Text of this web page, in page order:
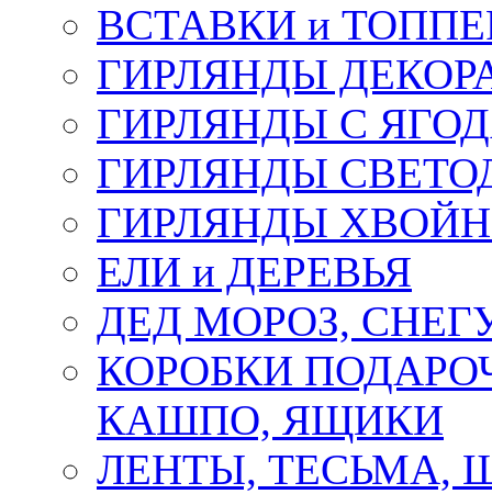
ВСТАВКИ и
ГИРЛЯНДЫ
ГИРЛЯНДЫ С
ГИРЛЯНДЫ
ГИРЛЯНДЫ
ЕЛИ и ДЕРЕВЬЯ
ДЕД МОРОЗ,
КОРОБКИ
КАШПО, ЯЩИКИ
ЛЕНТЫ, ТЕСЬМА,